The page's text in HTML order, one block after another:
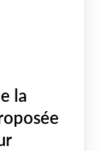
la